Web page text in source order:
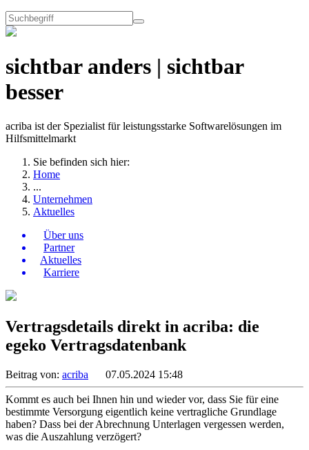
sichtbar anders | sichtbar
besser
acriba ist der Spezialist für leistungsstarke Softwarelösungen im
Hilfsmittelmarkt
Sie befinden sich hier:
Home
...
Unternehmen
Aktuelles
Über uns
Partner
Aktuelles
Karriere
Vertragsdetails direkt in acriba: die
egeko Vertragsdatenbank
Beitrag von: acriba 07.05.2024 15:48
Kommt es auch bei Ihnen hin und wieder vor, dass Sie für eine
bestimmte Versorgung eigentlich keine vertragliche Grundlage
haben? Dass bei der Abrechnung Unterlagen vergessen werden,
was die Auszahlung verzögert?